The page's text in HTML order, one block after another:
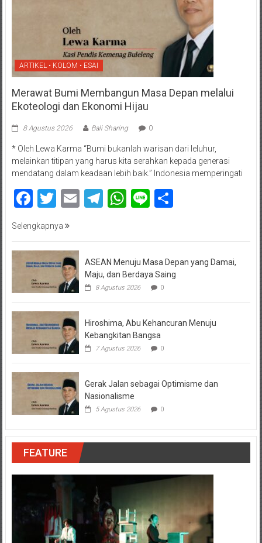
ARTIKEL • KOLOM • ESAI
Merawat Bumi Membangun Masa Depan melalui
Ekoteologi dan Ekonomi Hijau
8 Agustus 2026 Bali Sharing 0
* Oleh Lewa Karma “Bumi bukanlah warisan dari leluhur,
melainkan titipan yang harus kita serahkan kepada generasi
mendatang dalam keadaan lebih baik.” Indonesia memperingati
Facebook
Twitter
EmailTelegram
WhatsApp
LineShare
Selengkapnya
ASEAN Menuju Masa Depan yang Damai,
Maju, dan Berdaya Saing
8 Agustus 2026 0
Hiroshima, Abu Kehancuran Menuju
Kebangkitan Bangsa
7 Agustus 2026 0
Gerak Jalan sebagai Optimisme dan
Nasionalisme
5 Agustus 2026 0
FEATURE